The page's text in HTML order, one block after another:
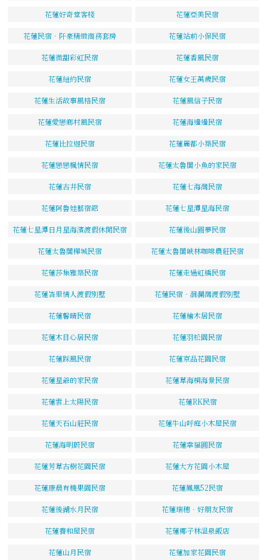
花蓮好奇堂客棧 花蓮亞美民宿
花蓮民宿．阡豪精緻商務套房 花蓮站前小保民宿
花蓮微甜彩虹民宿 花蓮香風民宿
花蓮紐約民宿 花蓮女王萬歲民宿
花蓮生活故事風格民宿 花蓮風信子民宿
花蓮愛戀鄉村風民宿 花蓮海邊邊民宿
花蓮比拉迦民宿 花蓮麗都小築民宿
花蓮戀戀楓情民宿 花蓮太魯閣小魚的家民宿
花蓮古井民宿 花蓮七海灣民宿
花蓮阿魯娃藝宿館 花蓮七星潭星海民宿
花蓮七星潭日月星海濱渡假休閒民宿 花蓮後山圓夢民宿
花蓮太魯閣樺城民宿 花蓮太魯閣峽林咖啡農莊民宿
花蓮莎集雅築民宿 花蓮走過虹橋民宿
花蓮峇里情人渡假別墅 花蓮民宿‧洄瀾灣渡假別墅
花蓮馨晴民宿 花蓮檜木居民宿
花蓮木目心居民宿 花蓮羽松園民宿
花蓮踩風民宿 花蓮京品花園民宿
花蓮星爺的家民宿 花蓮草海桐海景民宿
花蓮雲上太陽民宿 花蓮RK民宿
花蓮天石山莊民宿 花蓮牛山呼庭小木屋民宿
花蓮海明蔚民宿 花蓮幸福圓民宿
花蓮芳草古樹花園民宿 花蓮大方花園小木屋
花蓮康晨有機果園民宿 花蓮鳳凰52民宿
花蓮後湖水月民宿 花蓮瑞穗‧好朋友民宿
花蓮養和屋民宿 花蓮椰子林溫泉飯店
花蓮山月民宿 花蓮加家花園民宿